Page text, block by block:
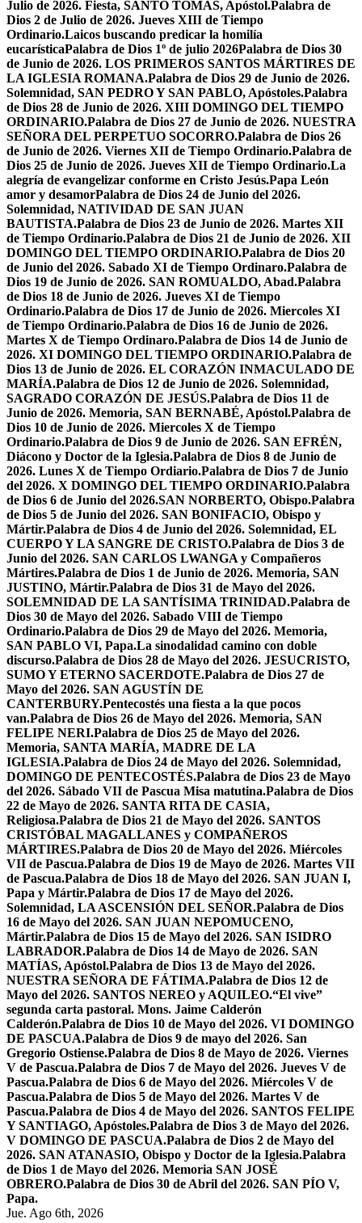
Julio de 2026. Fiesta, SANTO TOMÁS, Apóstol.Palabra de
Dios 2 de Julio de 2026. Jueves XIII de Tiempo
Ordinario.Laicos buscando predicar la homilía
eucarísticaPalabra de Dios 1º de julio 2026Palabra de Dios 30
de Junio de 2026. LOS PRIMEROS SANTOS MÁRTIRES DE
LA IGLESIA ROMANA.Palabra de Dios 29 de Junio de 2026.
Solemnidad, SAN PEDRO Y SAN PABLO, Apóstoles.Palabra
de Dios 28 de Junio de 2026. XIII DOMINGO DEL TIEMPO
ORDINARIO.Palabra de Dios 27 de Junio de 2026. NUESTRA
SEÑORA DEL PERPETUO SOCORRO.Palabra de Dios 26
de Junio de 2026. Viernes XII de Tiempo Ordinario.Palabra de
Dios 25 de Junio de 2026. Jueves XII de Tiempo Ordinario.La
alegría de evangelizar conforme en Cristo Jesús.Papa León
amor y desamorPalabra de Dios 24 de Junio del 2026.
Solemnidad, NATIVIDAD DE SAN JUAN
BAUTISTA.Palabra de Dios 23 de Junio de 2026. Martes XII
de Tiempo Ordinario.Palabra de Dios 21 de Junio de 2026. XII
DOMINGO DEL TIEMPO ORDINARIO.Palabra de Dios 20
de Junio del 2026. Sabado XI de Tiempo Ordinaro.Palabra de
Dios 19 de Junio de 2026. SAN ROMUALDO, Abad.Palabra
de Dios 18 de Junio de 2026. Jueves XI de Tiempo
Ordinario.Palabra de Dios 17 de Junio de 2026. Miercoles XI
de Tiempo Ordinario.Palabra de Dios 16 de Junio de 2026.
Martes X de Tiempo Ordinaro.Palabra de Dios 14 de Junio de
2026. XI DOMINGO DEL TIEMPO ORDINARIO.Palabra de
Dios 13 de Junio de 2026. EL CORAZÓN INMACULADO DE
MARÍA.Palabra de Dios 12 de Junio de 2026. Solemnidad,
SAGRADO CORAZÓN DE JESÚS.Palabra de Dios 11 de
Junio de 2026. Memoria, SAN BERNABÉ, Apóstol.Palabra de
Dios 10 de Junio de 2026. Miercoles X de Tiempo
Ordinario.Palabra de Dios 9 de Junio de 2026. SAN EFRÉN,
Diácono y Doctor de la Iglesia.Palabra de Dios 8 de Junio de
2026. Lunes X de Tiempo Ordiario.Palabra de Dios 7 de Junio
del 2026. X DOMINGO DEL TIEMPO ORDINARIO.Palabra
de Dios 6 de Junio del 2026.SAN NORBERTO, Obispo.Palabra
de Dios 5 de Junio del 2026. SAN BONIFACIO, Obispo y
Mártir.Palabra de Dios 4 de Junio del 2026. Solemnidad, EL
CUERPO Y LA SANGRE DE CRISTO.Palabra de Dios 3 de
Junio del 2026. SAN CARLOS LWANGA y Compañeros
Mártires.Palabra de Dios 1 de Junio de 2026. Memoria, SAN
JUSTINO, Mártir.Palabra de Dios 31 de Mayo del 2026.
SOLEMNIDAD DE LA SANTÍSIMA TRINIDAD.Palabra de
Dios 30 de Mayo del 2026. Sabado VIII de Tiempo
Ordinario.Palabra de Dios 29 de Mayo del 2026. Memoria,
SAN PABLO VI, Papa.La sinodalidad camino con doble
discurso.Palabra de Dios 28 de Mayo del 2026. JESUCRISTO,
SUMO Y ETERNO SACERDOTE.Palabra de Dios 27 de
Mayo del 2026. SAN AGUSTÍN DE
CANTERBURY.Pentecostés una fiesta a la que pocos
van.Palabra de Dios 26 de Mayo del 2026. Memoria, SAN
FELIPE NERI.Palabra de Dios 25 de Mayo del 2026.
Memoria, SANTA MARÍA, MADRE DE LA
IGLESIA.Palabra de Dios 24 de Mayo del 2026. Solemnidad,
DOMINGO DE PENTECOSTÉS.Palabra de Dios 23 de Mayo
del 2026. Sábado VII de Pascua Misa matutina.Palabra de Dios
22 de Mayo de 2026. SANTA RITA DE CASIA,
Religiosa.Palabra de Dios 21 de Mayo del 2026. SANTOS
CRISTÓBAL MAGALLANES y COMPAÑEROS
MÁRTIRES.Palabra de Dios 20 de Mayo del 2026. Miércoles
VII de Pascua.Palabra de Dios 19 de Mayo de 2026. Martes VII
de Pascua.Palabra de Dios 18 de Mayo del 2026. SAN JUAN I,
Papa y Mártir.Palabra de Dios 17 de Mayo del 2026.
Solemnidad, LA ASCENSIÓN DEL SEÑOR.Palabra de Dios
16 de Mayo del 2026. SAN JUAN NEPOMUCENO,
Mártir.Palabra de Dios 15 de Mayo del 2026. SAN ISIDRO
LABRADOR.Palabra de Dios 14 de Mayo de 2026. SAN
MATÍAS, Apóstol.Palabra de Dios 13 de Mayo del 2026.
NUESTRA SEÑORA DE FÁTIMA.Palabra de Dios 12 de
Mayo del 2026. SANTOS NEREO y AQUILEO.“El vive”
segunda carta pastoral. Mons. Jaime Calderón
Calderón.Palabra de Dios 10 de Mayo del 2026. VI DOMINGO
DE PASCUA.Palabra de Dios 9 de mayo del 2026. San
Gregorio Ostiense.Palabra de Dios 8 de Mayo de 2026. Viernes
V de Pascua.Palabra de Dios 7 de Mayo del 2026. Jueves V de
Pascua.Palabra de Dios 6 de Mayo del 2026. Miércoles V de
Pascua.Palabra de Dios 5 de Mayo del 2026. Martes V de
Pascua.Palabra de Dios 4 de Mayo del 2026. SANTOS FELIPE
Y SANTIAGO, Apóstoles.Palabra de Dios 3 de Mayo del 2026.
V DOMINGO DE PASCUA.Palabra de Dios 2 de Mayo del
2026. SAN ATANASIO, Obispo y Doctor de la Iglesia.Palabra
de Dios 1 de Mayo del 2026. Memoria SAN JOSÉ
OBRERO.Palabra de Dios 30 de Abril del 2026. SAN PÍO V,
Papa.
Jue. Ago 6th, 2026